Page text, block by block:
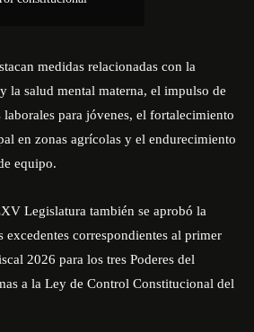
medidas relacionadas con la
la salud mental materna, el impulso de
para jóvenes, el fortalecimiento
en zonas agrícolas y el endurecimiento
equipo.
Legislatura también se aprobó la
excedentes correspondientes al primer
2026 para los tres Poderes del
a la Ley de Control Constitucional del